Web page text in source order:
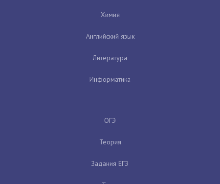
Химия
Английский язык
Литература
Информатика
ОГЭ
Теория
Задания ЕГЭ